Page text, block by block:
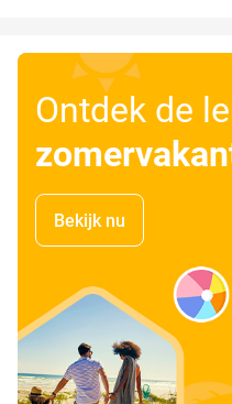
Ontdek de
Bekijk nu